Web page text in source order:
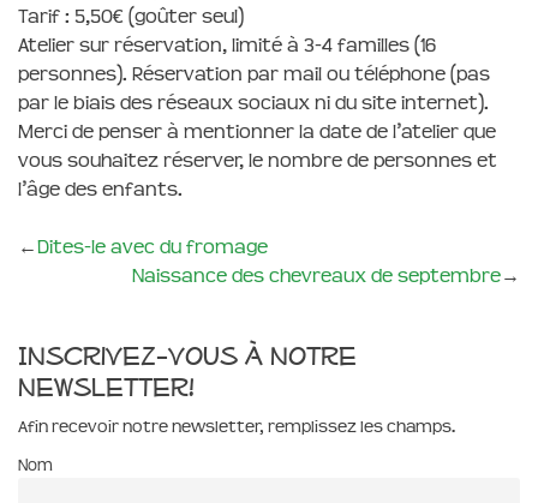
Tarif : 5,50€ (goûter seul)
Atelier sur réservation, limité à 3-4 familles (16
personnes). Réservation par mail ou téléphone (pas
par le biais des réseaux sociaux ni du site internet).
Merci de penser à mentionner la date de l’atelier que
vous souhaitez réserver, le nombre de personnes et
l’âge des enfants.
←Dites-le avec du fromage
Naissance des chevreaux de septembre→
Inscrivez-vous à notre
newsletter!
Afin recevoir notre newsletter, remplissez les champs.
Nom